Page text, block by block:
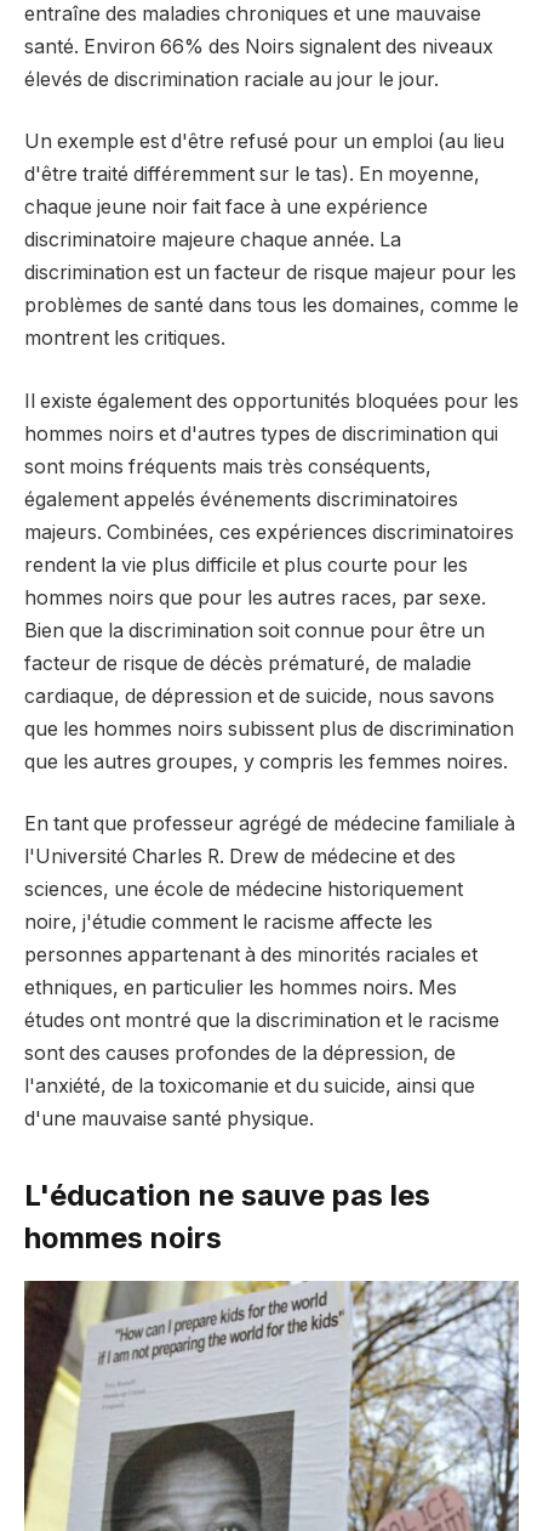
entraîne des maladies chroniques et une mauvaise
santé. Environ 66% des Noirs signalent des niveaux
élevés de discrimination raciale au jour le jour.
Un exemple est d'être refusé pour un emploi (au lieu
d'être traité différemment sur le tas). En moyenne,
chaque jeune noir fait face à une expérience
discriminatoire majeure chaque année. La
discrimination est un facteur de risque majeur pour les
problèmes de santé dans tous les domaines, comme le
montrent les critiques.
Il existe également des opportunités bloquées pour les
hommes noirs et d'autres types de discrimination qui
sont moins fréquents mais très conséquents,
également appelés événements discriminatoires
majeurs. Combinées, ces expériences discriminatoires
rendent la vie plus difficile et plus courte pour les
hommes noirs que pour les autres races, par sexe.
Bien que la discrimination soit connue pour être un
facteur de risque de décès prématuré, de maladie
cardiaque, de dépression et de suicide, nous savons
que les hommes noirs subissent plus de discrimination
que les autres groupes, y compris les femmes noires.
En tant que professeur agrégé de médecine familiale à
l'Université Charles R. Drew de médecine et des
sciences, une école de médecine historiquement
noire, j'étudie comment le racisme affecte les
personnes appartenant à des minorités raciales et
ethniques, en particulier les hommes noirs. Mes
études ont montré que la discrimination et le racisme
sont des causes profondes de la dépression, de
l'anxiété, de la toxicomanie et du suicide, ainsi que
d'une mauvaise santé physique.
L'éducation ne sauve pas les
hommes noirs